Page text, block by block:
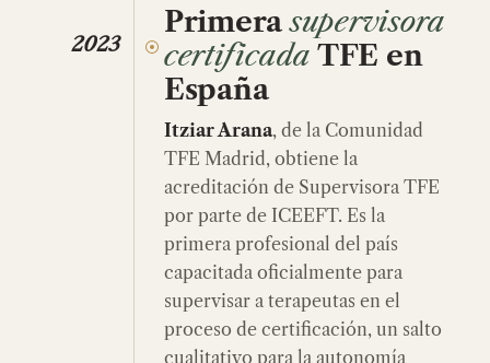
2023
Primerasupervisora
certificada TFE en
España
Itziar Arana, de la Comunidad
TFE Madrid, obtiene la
acreditación de Supervisora TFE
por parte de ICEEFT. Es la
primera profesional del país
capacitada oficialmente para
supervisar a terapeutas en el
proceso de certificación, un salto
cualitativo para la autonomía